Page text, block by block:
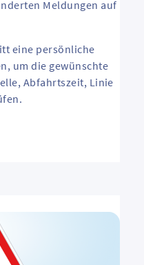
Meldungen auf
eine persönliche
um die gewünschte
Abfahrtszeit, Linie